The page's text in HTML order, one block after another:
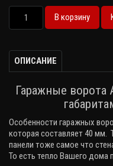
В корзину
ОПИСАНИЕ
Гаражные ворота
Особенности гаражных
которая составляет 40 мм.
панели тоже самое что
То есть тепло Вашего дома